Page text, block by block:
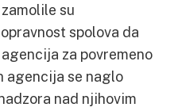
su
spolova da
za povremeno
agencija se naglo
nad njihovim